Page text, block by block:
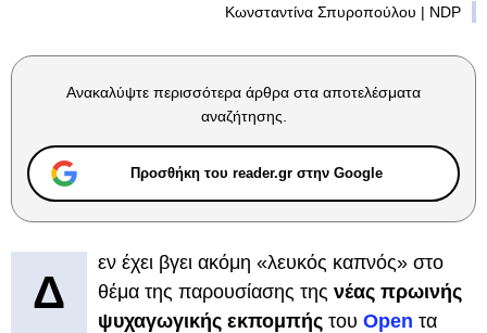
Κωνσταντίνα Σπυροπούλου | NDP
Ανακαλύψτε περισσότερα άρθρα στα αποτελέσματα
αναζήτησης.
Προσθήκη του reader.gr στην Google
Δ
εν έχει βγει ακόμη «λευκός καπνός» στο
θέμα της παρουσίασης της νέας πρωινής
ψυχαγωγικής εκπομπής του Open τα